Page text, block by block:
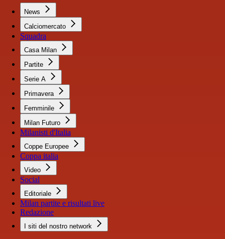
News
Calciomercato
Squadra
Casa Milan
Partite
Serie A
Primavera
Femminile
Milan Futuro
Milanisti d'Italia
Coppe Europee
Coppa italia
Video
Social
Editoriale
Milan partite e risultati live
Redazione
I siti del nostro network